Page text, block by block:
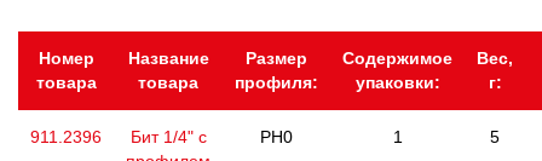
Номер
товара
Название
товара
Размер
профиля:
Содержимое
упаковки:
Вес,
г:
911.2396
Бит 1/4" с
PH0 1 5